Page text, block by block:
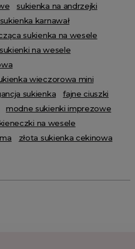
sukienka na andrzejki
sukienka karnawał
sukienka na wesele
na wesele
wieczorowa mini
sukienka
fajne ciuszki
modne sukienki imprezowe
na wesele
złota sukienka cekinowa